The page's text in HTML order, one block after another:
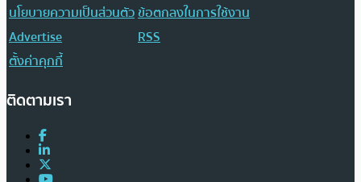
นโยบายความเป็นส่วนตัวข้อตกลงในการใช้งาน
Advertise
RSS
ตั้งค่าคุกกี้
ติดตามเรา